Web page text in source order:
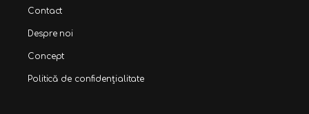
Contact
Despre noi
Concept
Politică de confidențialitate